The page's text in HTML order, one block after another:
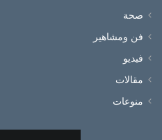
صحة
فن ومشاهير
فيديو
مقالات
منوعات